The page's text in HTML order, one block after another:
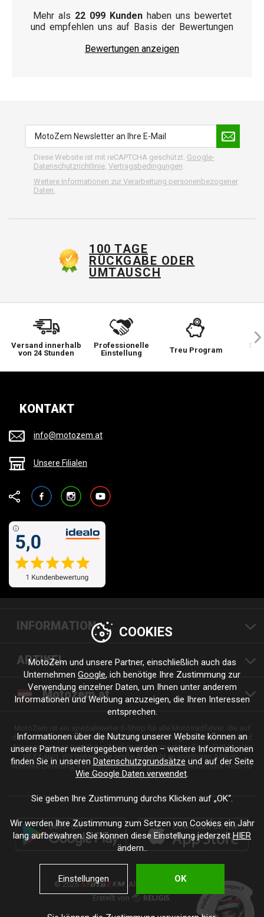
Mehr als 22 099 Kundenhaben uns bewertet
und empfehlen uns auf Basis der Bewertungen
Bewertungen anzeigen
Diese Website ist mit reCAPTCHA geschützt. Google-
Datenschutzrichtlinie, Vertragsbedingungen
Weitere Informationen zur Verarbeitung personenbezogener
Daten.
100 TAGE
RÜCKGABE ODER
UMTAUSCH
Versand innerhalb
von 24 Stunden
Professionelle
Einstellung
Treu Program
Sie
KONTAKT
info@motozem.at
Unsere Filialen
FacebookInstagramYouTube
INFORMATION
ARTIKEL
Motozem.at
der Suche nach hochwertiger Motorradbekleidung, Zubehör, Teilen und
Accessoires von bewährten Marken wie Alpinestars, Revit, SHIMA oder
NEXX sind. Wir bieten eine große Auswahl an vorrätigen Artikeln,
schnelle Lieferung, kompetente Beratung und eine persönliche Note für
jede Fahrt und jeden Stil.
© 2026
. Alle Rechte vorbehalten.
Erstellt von
.
COOKIES
MotoZem und unsere Partner, einschließlich auch das
Unternehmen Google, ich benötige Ihre Zustimmung zur
Verwendung einzelner Daten, um Ihnen unter anderem
Informationen und Werbung anzuzeigen, die Ihren Interessen
entsprechen.
Informationen über die Nutzung unserer Website können an
unsere Partner weitergegeben werden – weitere Informationen
finden Sie in unseren Datenschutzgrundsätze und auf der Seite
Wie Google Daten verwendet.
Sie geben Ihre Zustimmung durchs Klicken auf „OK“.
Wir werden Ihre Zustimmung zum Setzen von Cookies ein Jahr
lang aufbewahren. Sie können diese Einstellung jederzeitHIER
ändern..
Einstellungen OK